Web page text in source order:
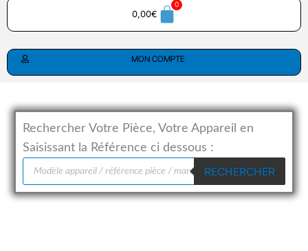
0,00€
MON COMPTE
Rechercher Votre Pièce, Votre Appareil en
Saisissant la Référence ci dessous :
Recherche
produits
RECHERCHER